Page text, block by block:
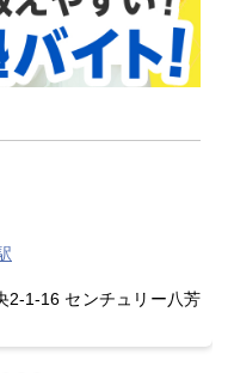
2-1-16 センチュリー八芳